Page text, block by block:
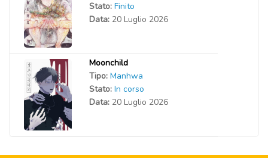
Stato: Finito
Data: 20 Luglio 2026
Moonchild
Tipo: Manhwa
Stato: In corso
Data: 20 Luglio 2026